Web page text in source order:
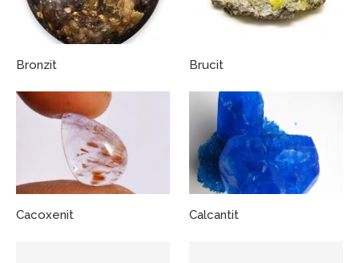
Bronzit Brucit
Cacoxenit Calcantit